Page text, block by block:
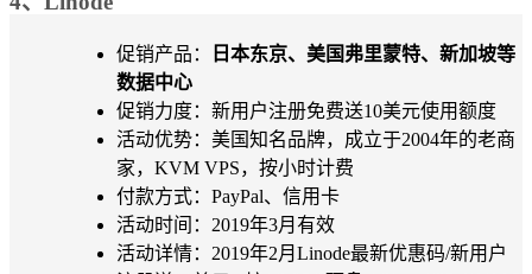
促销产品：
日本东京、美国弗里蒙特、新加坡等
数据中心
促销力度：新用户注册免费送10美元使用额度
活动优势：美国知名品牌，成立于2004年的老商
家，KVM VPS，按小时计费
付款方式：PayPal、信用卡
活动时间：2019年3月有效
活动详情：2019年2月Linode最新优惠码/新用户